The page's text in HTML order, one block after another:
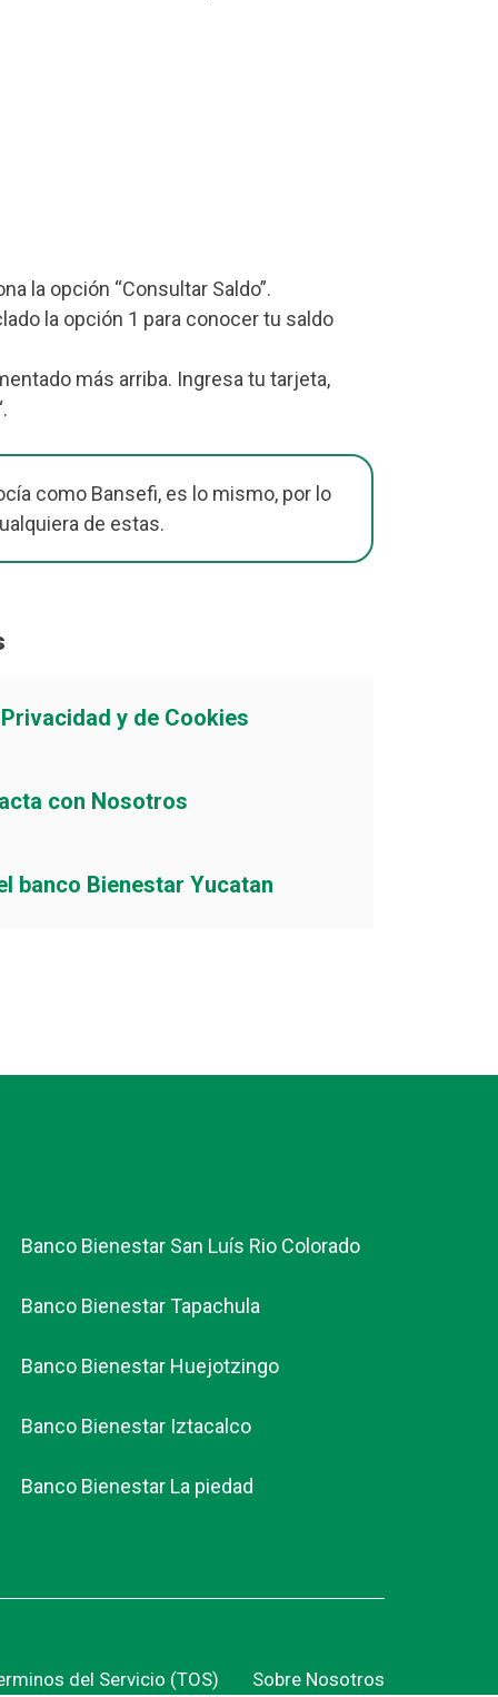
la opción “Consultar Saldo”.
la opción 1 para conocer tu saldo
más arriba. Ingresa tu tarjeta,
como Bansefi, es lo mismo, por lo
de estas.
y de Cookies
con Nosotros
banco Bienestar Yucatan
Banco Bienestar San Luís Rio Colorado
Banco Bienestar Tapachula
Banco Bienestar Huejotzingo
Banco Bienestar Iztacalco
Banco Bienestar La piedad
del Servicio (TOS) Sobre Nosotros